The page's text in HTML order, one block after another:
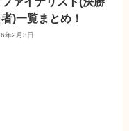
)一覧まとめ！
年2月3日